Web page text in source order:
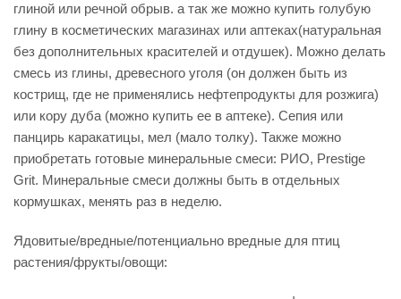
глиной или речной обрыв. а так же можно купить голубую
глину в косметических магазинах или аптеках(натуральная
без дополнительных красителей и отдушек). Можно делать
смесь из глины, древесного уголя (он должен быть из
кострищ, где не применялись нефтепродукты для розжига)
или кору дуба (можно купить ее в аптеке). Сепия или
панцирь каракатицы, мел (мало толку). Также можно
приобретать готовые минеральные смеси: РИО, Prestige
Grit. Минеральные смеси должны быть в отдельных
кормушках, менять раз в неделю.
Ядовитые/вредные/потенциально вредные для птиц
растения/фрукты/овощи: